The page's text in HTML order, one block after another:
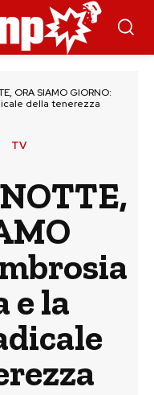
ORA SIAMO GIORNO:
della tenerezza
TV
e la